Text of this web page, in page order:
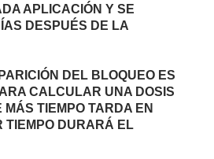
APLICACIÓN Y SE
DESPUÉS DE LA
DEL BLOQUEO ES
CALCULAR UNA DOSIS
MÁS TIEMPO TARDA EN
TIEMPO DURARÁ EL